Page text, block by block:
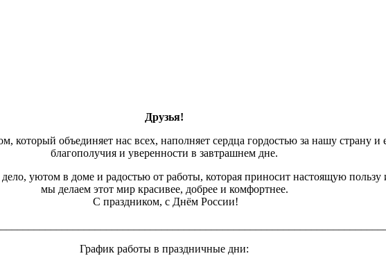
Друзья!
который объединяет нас всех, наполняет сердца гордостью за нашу страну
благополучия и уверенности в завтрашнем дне.
уютом в доме и радостью от работы, которая приносит настоящую
мы делаем этот мир красивее, добрее и комфортнее.
С праздником, с Днём России!
График работы в праздничные дни: